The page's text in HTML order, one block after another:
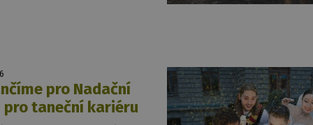
pro Nadační
taneční kariéru